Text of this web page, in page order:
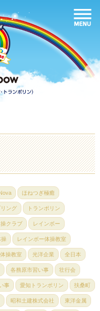
ほねつぎ極癒
ング トランポリン
クラブ レインボー
操 レインボー体操教室
体操教室 光洋企業 全日本
各務原市習い事 壮行会
事 愛知トランポリン 扶桑町
昭和土建株式会社 東洋金属